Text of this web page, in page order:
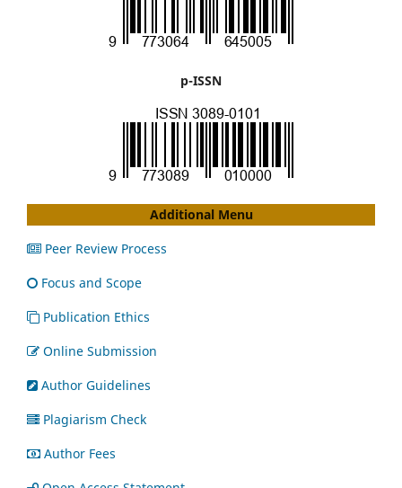
p-ISSN
Additional Menu
Peer Review Process
Focus and Scope
Publication Ethics
Online Submission
Author Guidelines
Plagiarism Check
Author Fees